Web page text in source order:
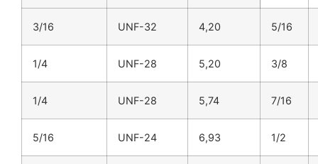
3/16 UNF-32 4,20 5/16
1/4 UNF-28 5,20 3/8
1/4 UNF-28 5,74 7/16
5/16 UNF-24 6,93 1/2